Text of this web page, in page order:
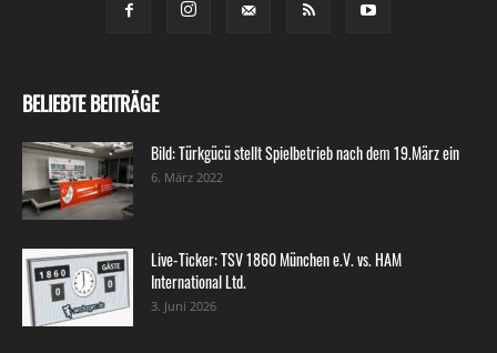
BELIEBTE BEITRÄGE
Bild: Türkgücü stellt Spielbetrieb nach dem 19.März ein
6. März 2022
Live-Ticker: TSV 1860 München e.V. vs. HAM
International Ltd.
3. Juni 2026